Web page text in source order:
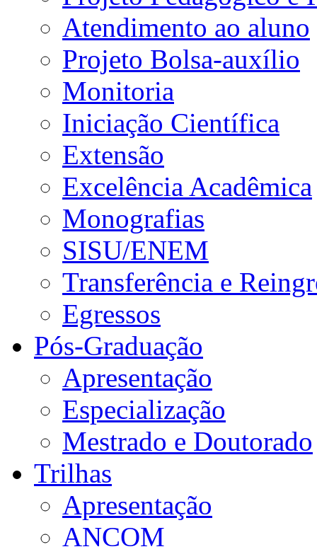
Atendimento ao aluno
Projeto Bolsa-auxílio
Monitoria
Iniciação Científica
Extensão
Excelência Acadêmica
Monografias
SISU/ENEM
Transferência e
Egressos
Pós-Graduação
Apresentação
Especialização
Mestrado e Doutorado
Trilhas
Apresentação
ANCOM